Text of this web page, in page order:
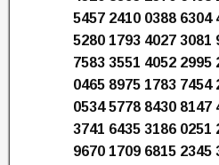
5457 2410 0388 6304
5280 1793 4027 3081
7583 3551 4052
0465 8975 1783 7454
0534 5778 8430
3741 6435 3186 0251
9670 1709 6815